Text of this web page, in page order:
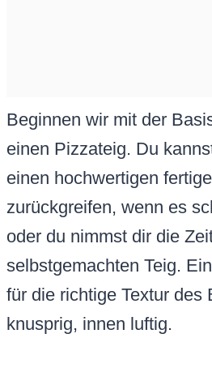
Beginnen wir mit der
einen Pizzateig. Du
einen hochwertigen
zurückgreifen, wenn es
oder du nimmst dir die
selbstgemachten Teig.
für die richtige Textur des
knusprig, innen luftig.